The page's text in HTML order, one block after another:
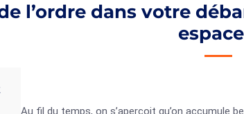
l’ordre dans votre
Au fil du temps, on s’aperçoit qu’on accumule